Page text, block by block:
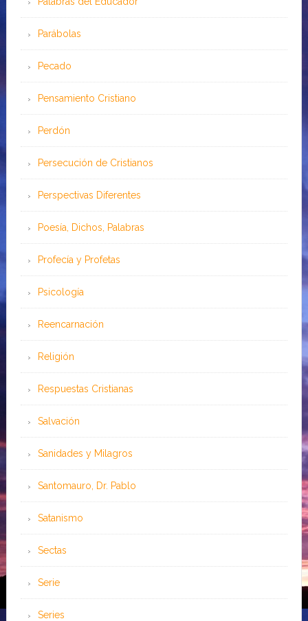
Parábolas
Pecado
Pensamiento Cristiano
Perdón
Persecución de Cristianos
Perspectivas Diferentes
Poesía, Dichos, Palabras
Profecía y Profetas
Psicología
Reencarnación
Religión
Respuestas Cristianas
Salvación
Sanidades y Milagros
Santomauro, Dr. Pablo
Satanismo
Sectas
Serie
Series